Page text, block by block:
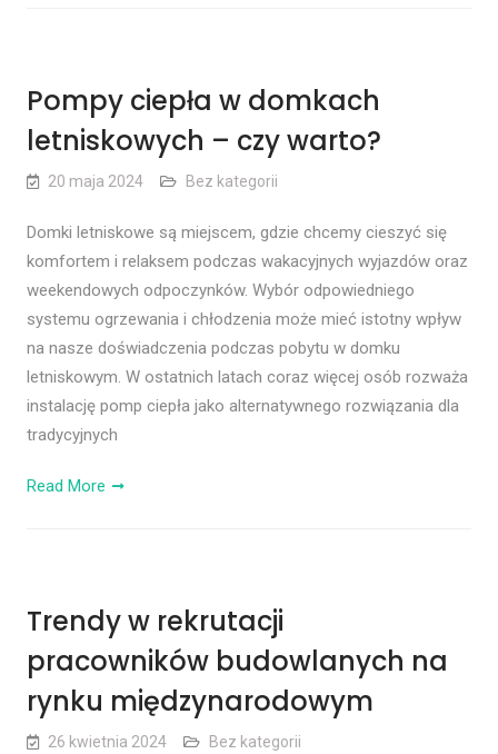
Pompy ciepła w domkach
letniskowych – czy warto?
20 maja 2024 Bez kategorii
Domki letniskowe są miejscem, gdzie chcemy cieszyć się
komfortem i relaksem podczas wakacyjnych wyjazdów oraz
weekendowych odpoczynków. Wybór odpowiedniego
systemu ogrzewania i chłodzenia może mieć istotny wpływ
na nasze doświadczenia podczas pobytu w domku
letniskowym. W ostatnich latach coraz więcej osób rozważa
instalację pomp ciepła jako alternatywnego rozwiązania dla
tradycyjnych
Read More
Trendy w rekrutacji
pracowników budowlanych na
rynku międzynarodowym
26 kwietnia 2024 Bez kategorii